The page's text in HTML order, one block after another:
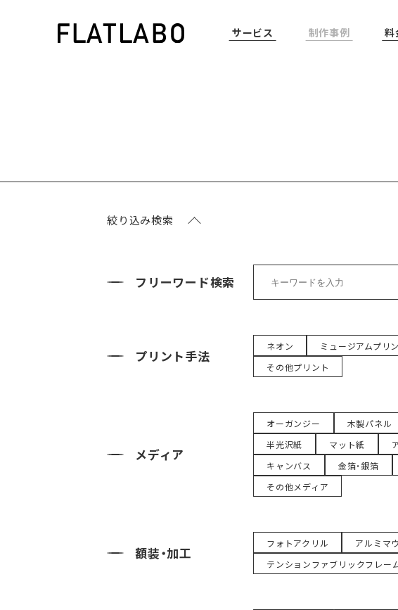
サービス 制作事例 料
絞り込み検索
フリーワード検索
プリント手法
ネオン ミュージアムプリ
その他プリント
メディア
オーガンジー 木製パネル
半光沢紙
マット紙
キャンバス
金箔・銀箔
その他メディア
額装・加工
フォトアクリル アルミマ
テンションファブリックフレー